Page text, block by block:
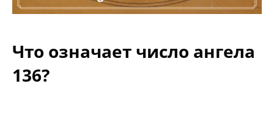
Что означает число ангела
136?